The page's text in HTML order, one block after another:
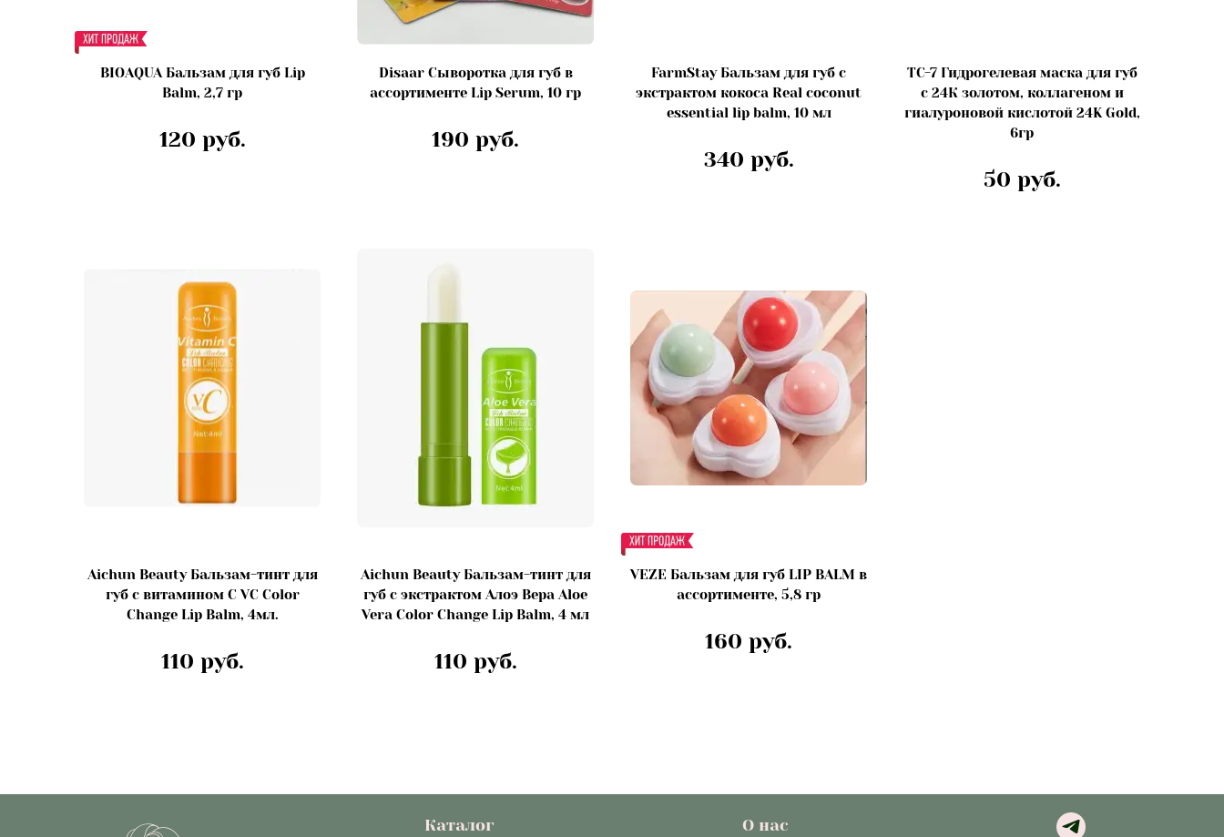
BIOAQUA Бальзам для губ Lip
Balm, 2,7 гр
120 руб.
Disaar Сыворотка для губ в
ассортименте Lip Serum, 10 гр
190 руб.
FarmStay Бальзам для губ с
экстрактом кокоса Real coconut
essential lip balm, 10 мл
340 руб.
TC-7 Гидрогелевая маска для губ
с 24К золотом, коллагеном и
гиалуроновой кислотой 24K Gold,
6гр
50 руб.
Aichun Beauty Бальзам-тинт для
губ с витамином С VC Color
Change Lip Balm, 4мл.
110 руб.
Aichun Beauty Бальзам-тинт для
губ с экстрактом Алоэ Вера Aloe
Vera Color Change Lip Balm, 4 мл
110 руб.
VEZE Бальзам для губ LIP BALM в
ассортименте, 5,8 гр
160 руб.
Каталог О нас